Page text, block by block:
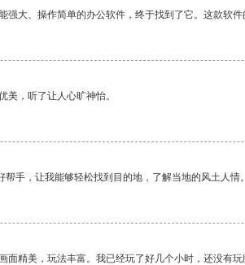
强大、操作简单的办公软件，终于找到了它。这款软
美，听了让人心旷神怡。
手，让我能够轻松找到目的地，了解当地的风土人情。
面精美，玩法丰富。我已经玩了好几个小时，还没有玩